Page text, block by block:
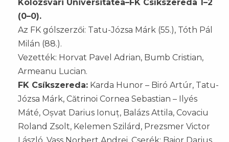
Kolozsvári Universitatea–FK Csíkszereda 1–2
(0–0).
Az FK gólszerzői: Tatu-Józsa Márk (55.), Tóth Pál
Milán (88.).
Vezették: Horvat Pavel Adrian, Bumb Cristian,
Armeanu Lucian.
FK Csíkszereda: Karda Hunor – Biró Artúr, Tatu-
Józsa Márk, Cătrinoi Cornea Sebastian – Ilyés
Máté, Oșvat Darius Ionuț, Balázs Attila, Covaciu
Roland Zsolt, Kelemen Szilárd, Prezsmer Victor